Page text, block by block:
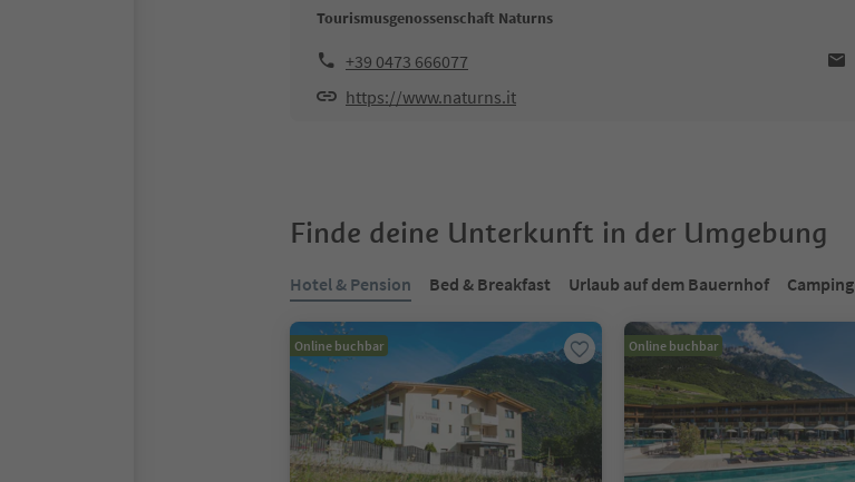
Tourismusgenossenschaft Naturns
+39 0473 666077
https://www.naturns.it
Finde deine Unterkunft in der Umgebung
Hotel & Pension Bed & Breakfast Urlaub auf dem Bauernhof Camping
Online buchbar Online buchbar